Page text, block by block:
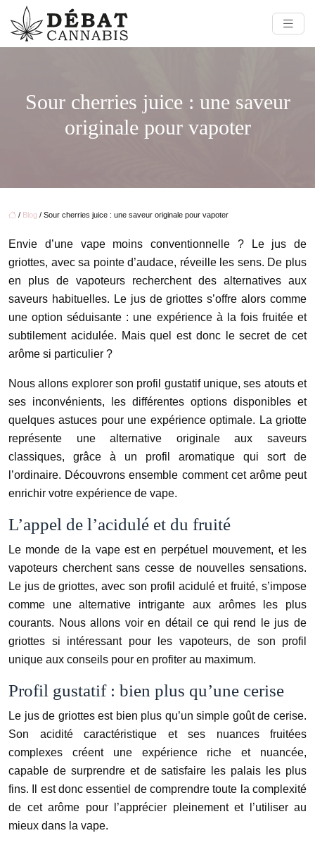
Sour cherries juice : une saveur
originale pour vapoter
/ Blog / Sour cherries juice : une saveur originale pour vapoter
Envie d’une vape moins conventionnelle ? Le jus de
griottes, avec sa pointe d’audace, réveille les sens. De plus
en plus de vapoteurs recherchent des alternatives aux
saveurs habituelles. Le jus de griottes s’offre alors comme
une option séduisante : une expérience à la fois fruitée et
subtilement acidulée. Mais quel est donc le secret de cet
arôme si particulier ?
Nous allons explorer son profil gustatif unique, ses atouts et
ses inconvénients, les différentes options disponibles et
quelques astuces pour une expérience optimale. La griotte
représente une alternative originale aux saveurs
classiques, grâce à un profil aromatique qui sort de
l’ordinaire. Découvrons ensemble comment cet arôme peut
enrichir votre expérience de vape.
L’appel de l’acidulé et du fruité
Le monde de la vape est en perpétuel mouvement, et les
vapoteurs cherchent sans cesse de nouvelles sensations.
Le jus de griottes, avec son profil acidulé et fruité, s’impose
comme une alternative intrigante aux arômes les plus
courants. Nous allons voir en détail ce qui rend le jus de
griottes si intéressant pour les vapoteurs, de son profil
unique aux conseils pour en profiter au maximum.
Profil gustatif : bien plus qu’une cerise
Le jus de griottes est bien plus qu’un simple goût de cerise.
Son acidité caractéristique et ses nuances fruitées
complexes créent une expérience riche et nuancée,
capable de surprendre et de satisfaire les palais les plus
fins. Il est donc essentiel de comprendre toute la complexité
de cet arôme pour l’apprécier pleinement et l’utiliser au
mieux dans la vape.